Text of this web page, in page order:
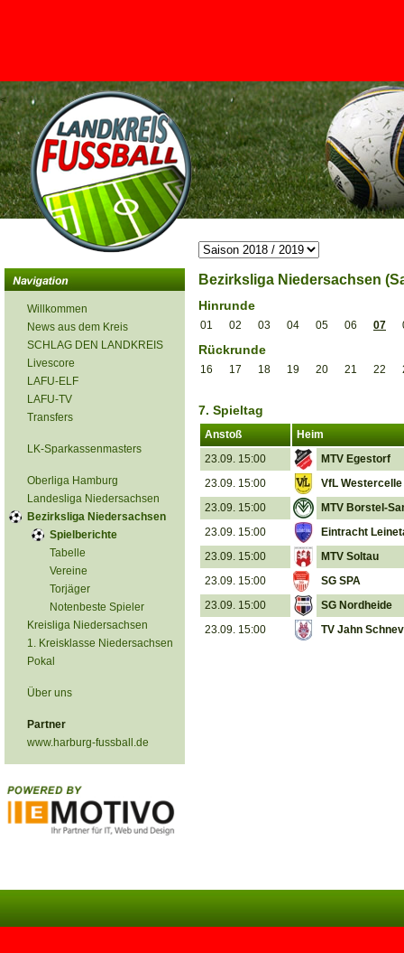
<
Willkommen
News aus dem Kreis
SCHLAG DEN LANDKREIS
Livescore
LAFU-ELF
LAFU-TV
Transfers
LK-Sparkassenmasters
Oberliga Hamburg
Landesliga Niedersachsen
Bezirksliga Niedersachsen
Spielberichte
Tabelle
Vereine
Torjäger
Notenbeste Spieler
Kreisliga Niedersachsen
1. Kreisklasse Niedersachsen
Pokal
Über uns
Partner
www.harburg-fussball.de
Bezirksliga Niedersachsen
Hinrunde
01 02 03 04 05 06 07
Rückrunde
16 17 18 19 20 21 22
7. Spieltag
Anstoß
Heim
23.09. 15:00
MTV Egestorf
23.09. 15:00
VfL Westercelle
23.09. 15:00
MTV Borstel-
23.09. 15:00
Eintracht
23.09. 15:00
MTV Soltau
23.09. 15:00
SG SPA
23.09. 15:00
SG Nordheide
23.09. 15:00
TV Jahn